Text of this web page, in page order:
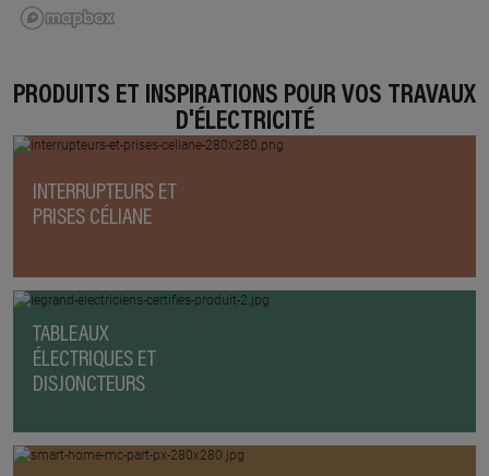
PRODUITS ET INSPIRATIONS POUR VOS TRAVAUX
D'ÉLECTRICITÉ
INTERRUPTEURS ET
PRISES CÉLIANE
TABLEAUX
ÉLECTRIQUES ET
DISJONCTEURS